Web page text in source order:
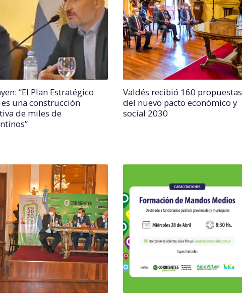
“El Plan Estratégico
una construcción
de miles de
Valdés recibió 160 propuestas
del nuevo pacto económico y
social 2030